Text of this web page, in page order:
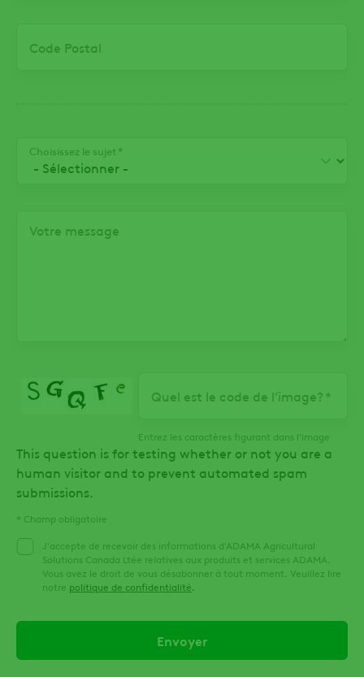
Code Postal
Choisissez le sujet
Votre message
Quel est le code de l’image?
Entrez les caractères figurant dans l’image
This question is for testing whether or not you are a
human visitor and to prevent automated spam
submissions.
* Champ obligatoire
J'accepte de recevoir des informations d'ADAMA Agricultural
Solutions Canada Ltée relatives aux produits et services ADAMA.
Vous avez le droit de vous désabonner à tout moment. Veuillez lire
notre politique de confidentialité.